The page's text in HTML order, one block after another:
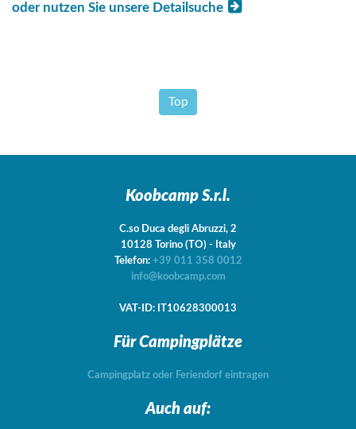
oder nutzen Sie unsere Detailsuche
Top
Koobcamp S.r.l.
C.so Duca degli Abruzzi, 2
10128 Torino (TO) - Italy
Telefon: +39 011 358 0012
info@koobcamp.com
VAT-ID: IT10628300013
Für Campingplätze
Campingplatz oder Feriendorf eintragen
Auch auf: